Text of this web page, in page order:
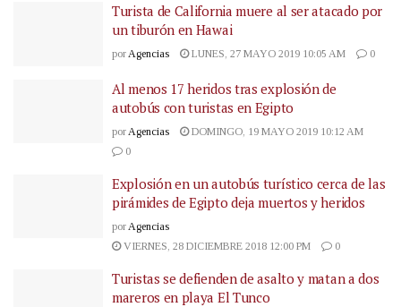
Turista de California muere al ser atacado por
un tiburón en Hawai
porAgencias LUNES, 27 MAYO 2019 10:05 AM 0
Al menos 17 heridos tras explosión de
autobús con turistas en Egipto
por Agencias
DOMINGO, 19 MAYO 2019 10:12 AM
0
Explosión en un autobús turístico cerca de las
pirámides de Egipto deja muertos y heridos
por Agencias
VIERNES, 28 DICIEMBRE 2018 12:00 PM
0
Turistas se defienden de asalto y matan a dos
mareros en playa El Tunco